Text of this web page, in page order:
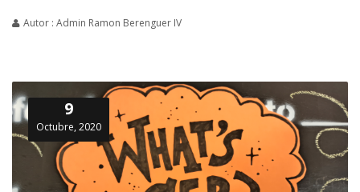
Autor : Admin Ramon Berenguer IV
9
Octubre, 2020